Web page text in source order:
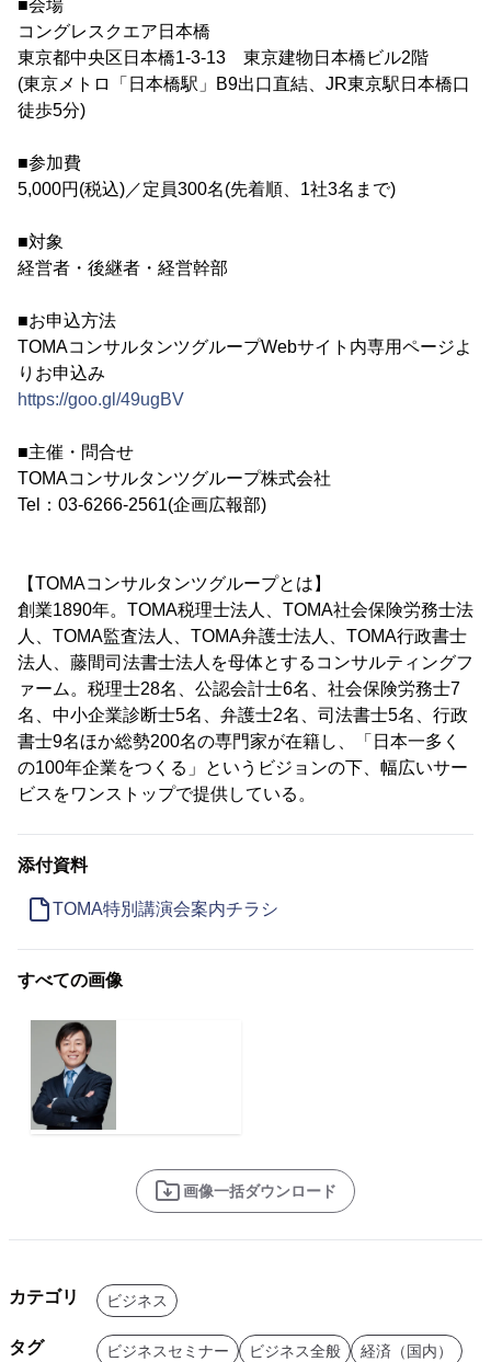
■会場
コングレスクエア日本橋
東京都中央区日本橋1-3-13 東京建物日本橋ビル2階
(東京メトロ「日本橋駅」B9出口直結、JR東京駅日本橋口
徒歩5分)
■参加費
5,000円(税込)／定員300名(先着順、1社3名まで)
■対象
経営者・後継者・経営幹部
■お申込方法
TOMAコンサルタンツグループWebサイト内専用ページよ
りお申込み
https://goo.gl/49ugBV
■主催・問合せ
TOMAコンサルタンツグループ株式会社
Tel：03-6266-2561(企画広報部)
【TOMAコンサルタンツグループとは】
創業1890年。TOMA税理士法人、TOMA社会保険労務士法
人、TOMA監査法人、TOMA弁護士法人、TOMA行政書士
法人、藤間司法書士法人を母体とするコンサルティングフ
ァーム。税理士28名、公認会計士6名、社会保険労務士7
名、中小企業診断士5名、弁護士2名、司法書士5名、行政
書士9名ほか総勢200名の専門家が在籍し、「日本一多く
の100年企業をつくる」というビジョンの下、幅広いサー
ビスをワンストップで提供している。
添付資料
TOMA特別講演会案内チラシ
すべての画像
画像一括ダウンロード
カテゴリ ビジネス
タグ ビジネスセミナー ビジネス全般 経済（国内）